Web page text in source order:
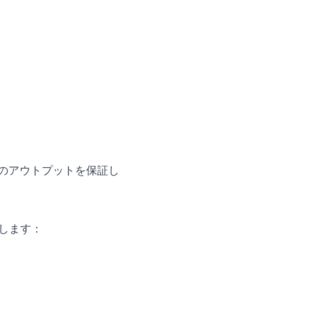
アウトプットを保証し
ます：